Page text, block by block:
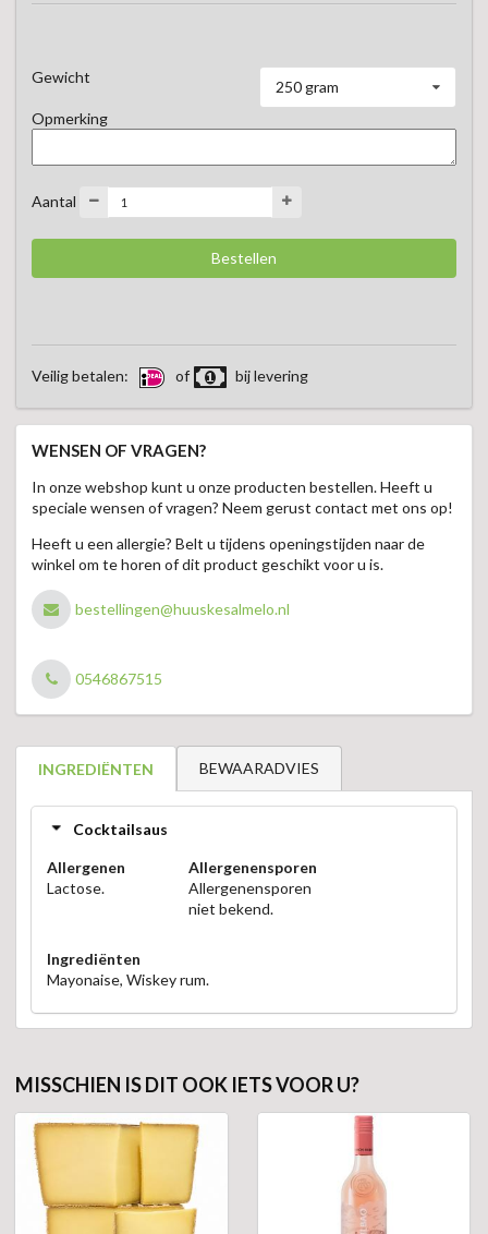
Gewicht
250 gram
Opmerking
Aantal
Veilig betalen: of bij levering
WENSEN OF VRAGEN?
In onze webshop kunt u onze producten bestellen. Heeft u
speciale wensen of vragen? Neem gerust contact met ons op!
Heeft u een allergie? Belt u tijdens openingstijden naar de
winkel om te horen of dit product geschikt voor u is.
bestellingen@huuskesalmelo.nl
0546867515
INGREDIËNTEN BEWAARADVIES
Cocktailsaus
Allergenen
Lactose.
Allergenensporen
Allergenensporen
niet bekend.
Ingrediënten
Mayonaise, Wiskey rum.
MISSCHIEN IS DIT OOK IETS VOOR U?